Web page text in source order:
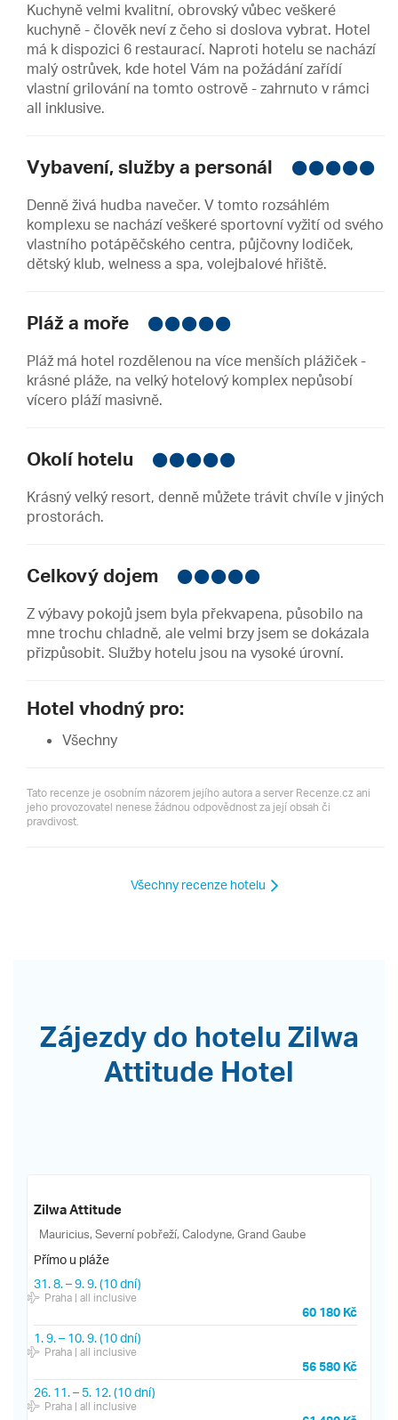
Kuchyně velmi kvalitní, obrovský vůbec veškeré
kuchyně - člověk neví z čeho si doslova vybrat. Hotel
má k dispozici 6 restaurací. Naproti hotelu se nachází
malý ostrůvek, kde hotel Vám na požádání zařídí
vlastní grilování na tomto ostrově - zahrnuto v rámci
all inklusive.
Vybavení, služby a personál
Denně živá hudba navečer. V tomto rozsáhlém
komplexu se nachází veškeré sportovní vyžití od svého
vlastního potápěčského centra, půjčovny lodiček,
dětský klub, welness a spa, volejbalové hřiště.
Pláž a moře
Pláž má hotel rozdělenou na více menších plážiček -
krásné pláže, na velký hotelový komplex nepůsobí
vícero pláží masivně.
Okolí hotelu
Krásný velký resort, denně můžete trávit chvíle v jiných
prostorách.
Celkový dojem
Z výbavy pokojů jsem byla překvapena, působilo na
mne trochu chladně, ale velmi brzy jsem se dokázala
přizpůsobit. Služby hotelu jsou na vysoké úrovní.
Hotel vhodný pro:
Všechny
Tato recenze je osobním názorem jejího autora a server Recenze.cz ani
jeho provozovatel nenese žádnou odpovědnost za její obsah či
pravdivost.
Všechny recenze hotelu
Zájezdy do hotelu Zilwa
Attitude Hotel
Zilwa Attitude
Mauricius, Severní pobřeží, Calodyne, Grand Gaube
Přímo u pláže
31. 8.–9. 9.(10 dní)
Praha| all inclusive
60 180 Kč
1. 9.– 10. 9.(10 dní)
Praha| all inclusive
56 580 Kč
26. 11.– 5. 12.(10 dní)
Praha| all inclusive